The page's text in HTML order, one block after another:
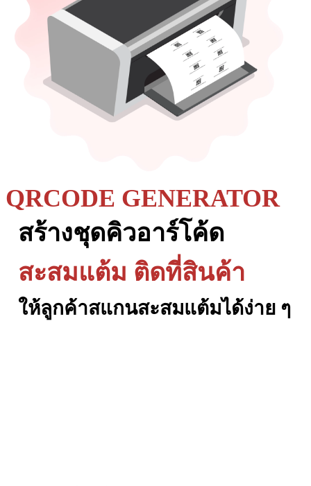
QRCODE GENERATOR
สร้างชุดคิวอาร์โค้ด
สะสมแต้ม ติดที่สินค้า
ให้ลูกค้าสแกนสะสมแต้มได้ง่าย ๆ